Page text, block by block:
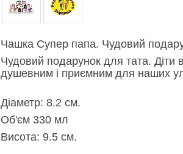
Чашка Супер папа. Чудовий
Чудовий подарунок для тата. Діти
душевним і приємним для наших
Діаметр: 8.2 см.
Об'єм 330 мл
Висота: 9.5 см.